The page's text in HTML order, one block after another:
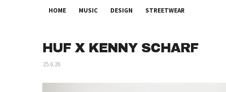
HOME MUSIC DESIGN STREETWEAR
HUF X KENNY SCHARF
25.6.26